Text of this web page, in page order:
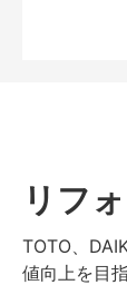
リフ
TOTO、
値向上を目